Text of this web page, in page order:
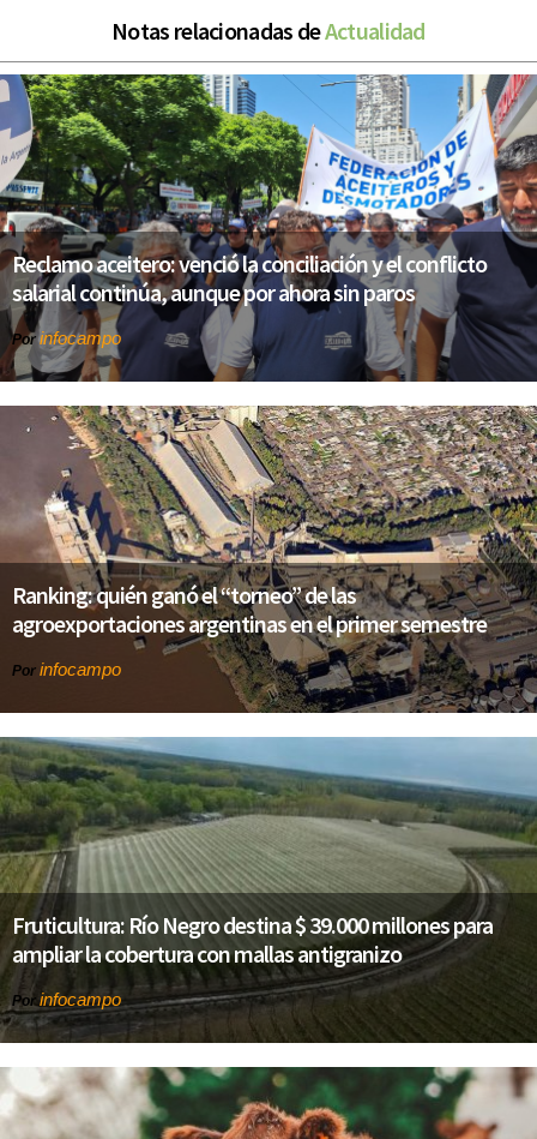
Notas relacionadas deActualidad
Reclamo aceitero: venció la conciliación y el conflicto
salarial continúa, aunque por ahora sin paros
Porinfocampo
Ranking: quién ganó el “torneo” de las
agroexportaciones argentinas en el primer semestre
Por infocampo
Fruticultura: Río Negro destina $ 39.000 millones para
ampliar la cobertura con mallas antigranizo
Por infocampo